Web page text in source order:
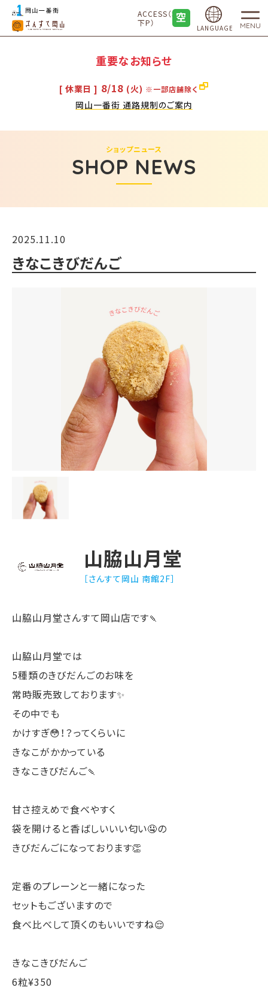
ACCESS（地
下P）
LANGUAGE MENU
重要なお知らせ
[ 休業日 ] 8/18 (火) ※一部店舗除く
岡山一番街 通路規制のご案内
SHOP NEWS
ショップニュース
2025.11.10
きなこきびだんご
山脇山月堂
［さんすて岡山 南館2F］
山脇山月堂さんすて岡山店です🍡
山脇山月堂では
5種類のきびだんごのお味を
常時販売致しております✨
その中でも
かけすぎ😳！？ってくらいに
きなこがかかっている
きなこきびだんご🍡
甘さ控えめで食べやすく
袋を開けると香ばしいいい匂い🤤の
きびだんごになっております👏
定番のプレーンと一緒になった
セットもございますので
食べ比べして頂くのもいいですね😌
きなこきびだんご
6粒¥350